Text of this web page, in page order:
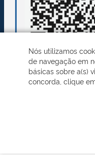
Nós utilizamos
de navegação em
básicas sobre a(s)
concorda, clique